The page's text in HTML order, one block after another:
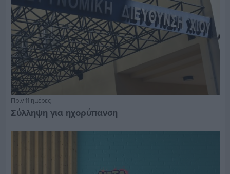
Πριν 11 ημέρες
Σύλληψη για ηχορύπανση